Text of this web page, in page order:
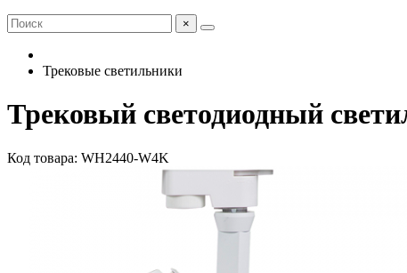
×
Трековые светильники
Трековый светодиодный
Код товара: WH2440-W4K